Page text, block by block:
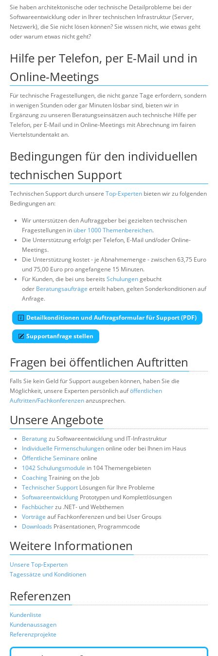
Über uns
Suche
Sie haben architektonische oder technische Detailprobleme bei der
Softwareentwicklung oder in Ihrer technischen Infrastruktur (Server,
Netzwerk), die Sie nicht lösen können? Sie wissen nicht, wie etwas geht
oder warum etwas nicht geht?
Hilfe per Telefon, per E-Mail und in
Online-Meetings
Für technische Fragestellungen, die nicht ganze Tage erfordern, sondern
in wenigen Stunden oder gar Minuten lösbar sind, bieten wir in
Ergänzung zu unseren Beratungseinsätzen auch technische Hilfe per
Telefon, per E-Mail und in Online-Meetings mit Abrechnung im fairen
Viertelstundentakt an.
Bedingungen für den individuellen
technischen Support
Technischen Support durch unsere Top-Experten bieten wir zu folgenden
Bedingungen an:
Wir unterstützen den Auftraggeber bei gezielten technischen
Fragestellungen in über 1000 Themenbereichen.
Die Unterstützung erfolgt per Telefon, E-Mail und/oder Online-
Meetings.
Die Unterstützung kostet - je Abnahmemenge - zwischen 63,75 Euro
und 75,00 Euro pro angefangene 15 Minuten.
Für Kunden, die bei uns bereits Schulungengebucht
oder Beratungsaufträge erteilt haben, gelten Sonderkonditionen auf
Anfrage.
Detailkonditionen und Auftragsformular für Support (PDF)
Supportanfrage stellen
Fragen bei öffentlichen Auftritten
Falls Sie kein Geld für Support ausgeben können, haben Sie die
Möglichkeit, unsere Experten persönlich auföffentlichen
Auftritten/Fachkonferenzenanzusprechen.
Unsere Angebote
Beratungzu Softwareentwicklung und IT-Infrastruktur
Individuelle Firmenschulungenonline oder bei Ihnen im Haus
Öffentliche Seminare online
1042 Schulungsmodule in 104 Themengebieten
CoachingTraining on the Job
Technischer Support Lösungen für Ihre Probleme
Softwareentwicklung Prototypen und Komplettlösungen
Fachbücherzu .NET- und Webthemen
Vorträge auf Fachkonferenzen und bei User Groups
Downloads Präsentationen, Programmcode
Weitere Informationen
Unsere Top-Experten
Tagessätze und Konditionen
Referenzen
Kundenliste
Kundenaussagen
Referenzprojekte